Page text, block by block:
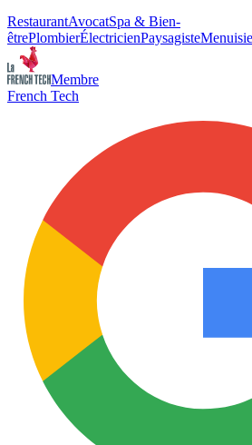
RestaurantAvocatSpa & Bien-
êtrePlombierÉlectricienPaysagiste
Membre
French Tech